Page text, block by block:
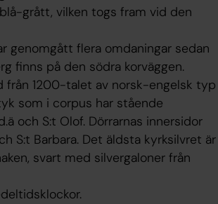
grått, vilken togs fram vid den
genomgått flera omdaningar sedan
finns på den södra korväggen.
från 1200-talet av norsk-engelsk typ
som i corpus har stående
och S:t Olof. Dörrarnas innersidor
S:t Barbara. Det äldsta kyrksilvret är
svart med silvergaloner från